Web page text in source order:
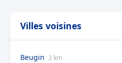
Villes voisines
Beugin 2 km